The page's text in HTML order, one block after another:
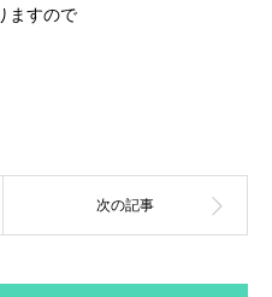
ますので